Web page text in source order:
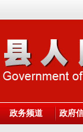
政务频道 政府